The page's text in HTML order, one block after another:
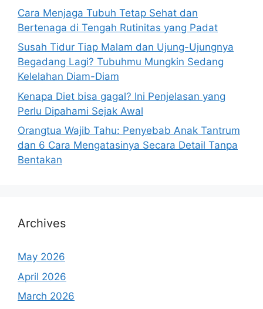
Cara Menjaga Tubuh Tetap Sehat dan
Bertenaga di Tengah Rutinitas yang Padat
Susah Tidur Tiap Malam dan Ujung-Ujungnya
Begadang Lagi? Tubuhmu Mungkin Sedang
Kelelahan Diam-Diam
Kenapa Diet bisa gagal? Ini Penjelasan yang
Perlu Dipahami Sejak Awal
Orangtua Wajib Tahu: Penyebab Anak Tantrum
dan 6 Cara Mengatasinya Secara Detail Tanpa
Bentakan
Archives
May 2026
April 2026
March 2026